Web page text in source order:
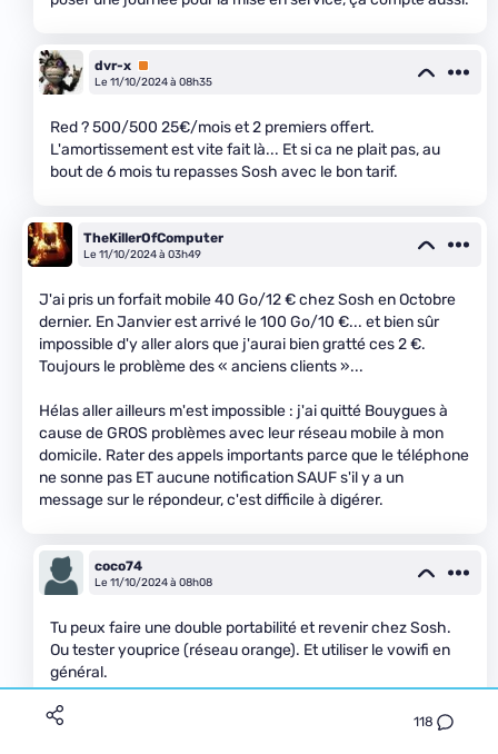
118
dvr-x Premium
Le 11/10/2024 à 08h35
Red ? 500/500 25€/mois et 2 premiers offert.
L'amortissement est vite fait là... Et si ca ne plait pas, au
bout de 6 mois tu repasses Sosh avec le bon tarif.
TheKillerOfComputer
Le 11/10/2024 à 03h49
J'ai pris un forfait mobile 40 Go/12 € chez Sosh en Octobre
dernier. En Janvier est arrivé le 100 Go/10 €... et bien sûr
impossible d'y aller alors que j'aurai bien gratté ces 2 €.
Toujours le problème des « anciens clients »...
Hélas aller ailleurs m'est impossible : j'ai quitté Bouygues à
cause de GROS problèmes avec leur réseau mobile à mon
domicile. Rater des appels importants parce que le téléphone
ne sonne pas ET aucune notification SAUF s'il y a un
message sur le répondeur, c'est difficile à digérer.
coco74
Le 11/10/2024 à 08h08
Tu peux faire une double portabilité et revenir chez Sosh.
Ou tester youprice (réseau orange). Et utiliser le vowifi en
général.